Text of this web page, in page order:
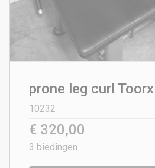
prone leg curl Toorx
10232
€ 320,00
3 biedingen